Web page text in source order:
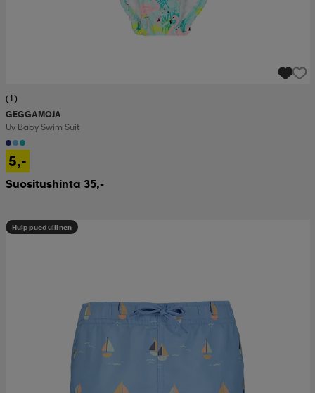
(1)
GEGGAMOJA
Uv Baby Swim Suit
5,-
Suositushinta 35,-
Huippuedullinen